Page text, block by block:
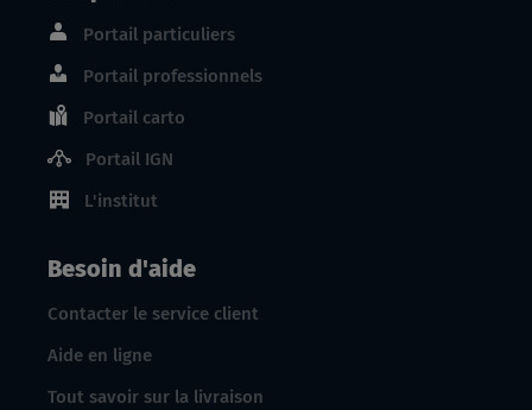
Portail particuliers
Portail professionnels
Portail carto
Portail IGN
L'institut
Besoin d'aide
Contacter le service client
Aide en ligne
Tout savoir sur la livraison